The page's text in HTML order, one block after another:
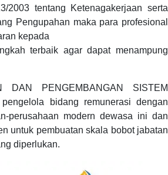
tentang Ketenagakerjaan serta
Pengupahan maka para profesional
kepada
terbaik agar dapat menampung
PENGEMBANGAN SISTEM
bidang remunerasi dengan
perusahaan modern dewasa ini dan
untuk pembuatan skala bobot jabatan
diperlukan.